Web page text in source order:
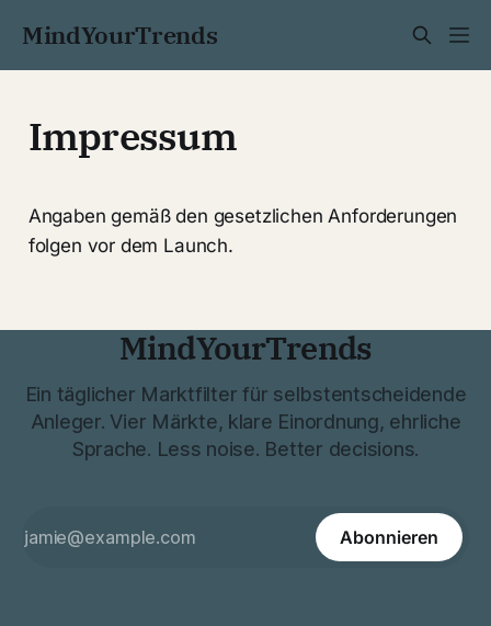
MindYourTrends
Impressum
Angaben gemäß den gesetzlichen Anforderungen
folgen vor dem Launch.
MindYourTrends
Ein täglicher Marktfilter für selbstentscheidende
Anleger. Vier Märkte, klare Einordnung, ehrliche
Sprache. Less noise. Better decisions.
Abonnieren